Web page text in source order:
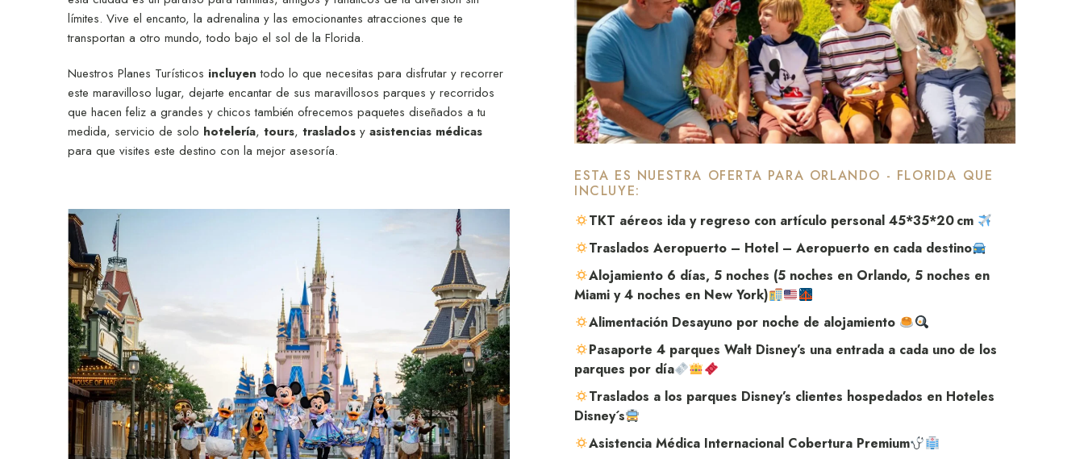
límites. Vive el encanto, la adrenalina y las emocionantes atracciones que te
transportan a otro mundo, todo bajo el sol de la Florida.
Nuestros Planes Turísticos incluyen todo lo que necesitas para disfrutar y recorrer
este maravilloso lugar, dejarte encantar de sus maravillosos parques y recorridos
que hacen feliz a grandes y chicos también ofrecemos paquetes diseñados a tu
medida, servicio de solo hotelería, tours, traslados y asistencias médicas
para que visites este destino con la mejor asesoría.
ESTA ES NUESTRA OFERTA PARA ORLANDO - FLORIDA QUE
INCLUYE:
TKT aéreos ida y regreso con artículo personal 45*35*20 cm
Traslados Aeropuerto – Hotel – Aeropuerto en cada destino
Alojamiento 6 días, 5 noches (5 noches en Orlando, 5 noches en
Miami y 4 noches en New York)
Alimentación Desayuno por noche de alojamiento
Pasaporte 4 parques Walt Disney’s una entrada a cada uno de los
parques por día
Traslados a los parques Disney’s clientes hospedados en Hoteles
Disney´s
Asistencia Médica Internacional Cobertura Premium